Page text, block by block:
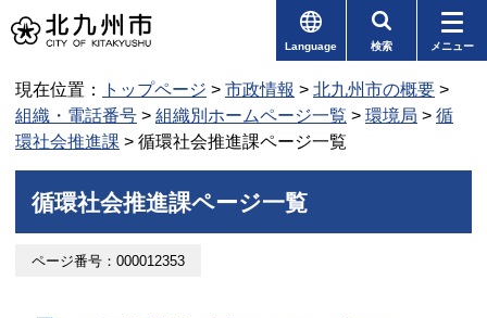
Language 検索 メニュー
現在位置： トップページ > 市政情報 > 北九州市の概要 >
組織・電話番号 > 組織別ホームページ一覧 > 環境局 > 循
環社会推進課 > 循環社会推進課ページ一覧
循環社会推進課ページ一覧
ページ番号：000012353